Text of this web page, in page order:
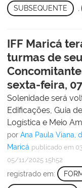
SUBSEQUENTE ,
IFF Maricá
turmas de
sexta-feira,
Solenidade será
Edificações, Guia
Logística e Meio
por Ana Paula Viana,
Maricá publicado em
05/11/2025 15h52
registrado em: